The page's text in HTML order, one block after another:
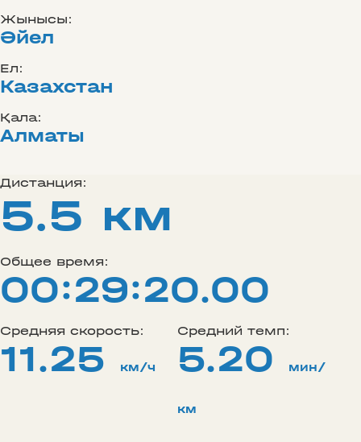
Жынысы:
Әйел
Ел:
Казахстан
Қала:
Алматы
Дистанция:
5.5 км
Общее время:
00:29:20.00
Средняя скорость:
11.25 км/ч
Средний темп:
5.20 мин/
км